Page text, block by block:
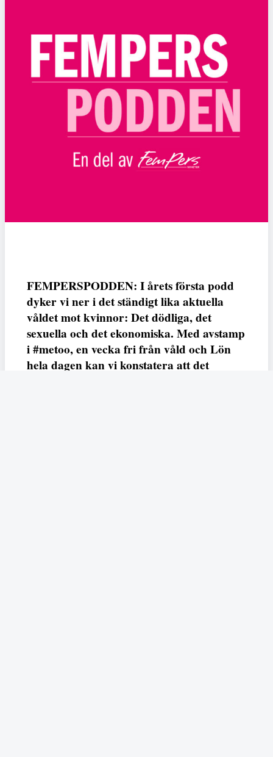
FEMPERSPODDEN: I årets första podd
dyker vi ner i det ständigt lika aktuella
våldet mot kvinnor: Det dödliga, det
sexuella och det ekonomiska. Med avstamp
i #metoo, en vecka fri från våld och Lön
hela dagen kan vi konstatera att det